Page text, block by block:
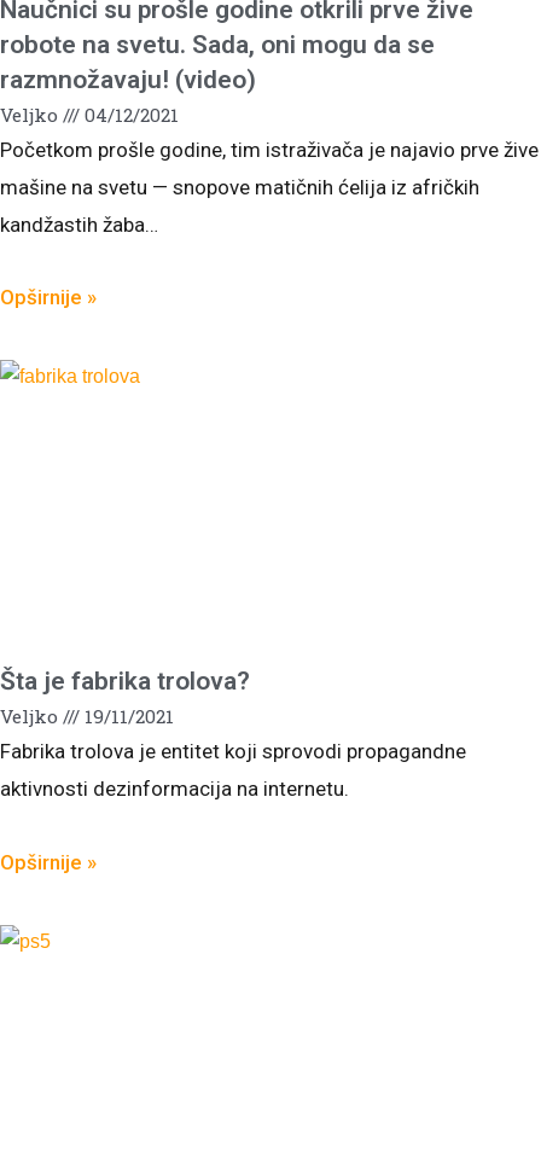
Naučnici su prošle godine otkrili prve žive
robote na svetu. Sada, oni mogu da se
razmnožavaju! (video)
Veljko
04/12/2021
Početkom prošle godine, tim istraživača je najavio prve žive
mašine na svetu — snopove matičnih ćelija iz afričkih
kandžastih žaba…
Opširnije »
Šta je fabrika trolova?
Veljko
19/11/2021
Fabrika trolova je entitet koji sprovodi propagandne
aktivnosti dezinformacija na internetu.
Opširnije »